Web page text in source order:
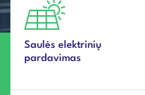
Saulės elektrinių
pardavimas